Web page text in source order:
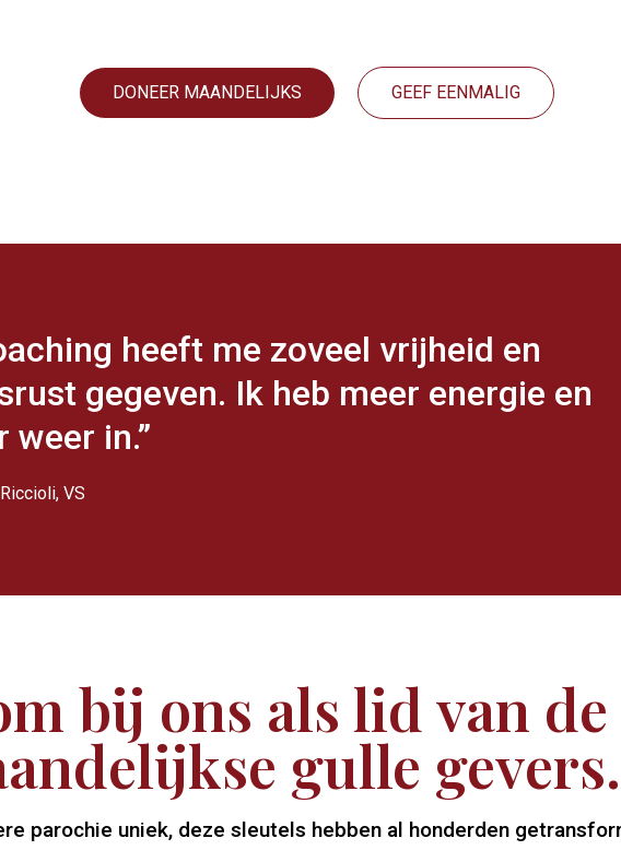
DONEER MAANDELIJKS GEEF EENMALIG
heeft me zoveel vrijheid en
gegeven. Ik heb meer energie en
weer in.”
VS
bij ons als lid van de
gulle gevers.
parochie uniek, deze sleutels hebben al honderden